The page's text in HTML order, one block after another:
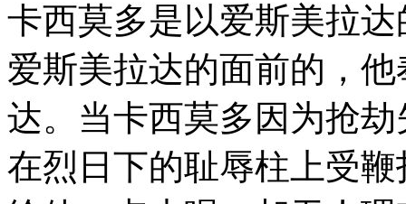
卡西莫多是以爱斯美拉
爱斯美拉达的面前的，
达。当卡西莫多因为抢
在烈日下的耻辱柱上受